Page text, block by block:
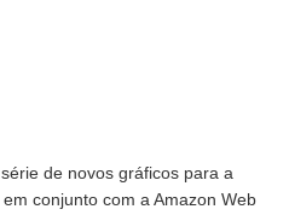
de novos gráficos para a
conjunto com a Amazon Web